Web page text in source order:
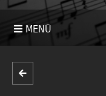
MENÜ